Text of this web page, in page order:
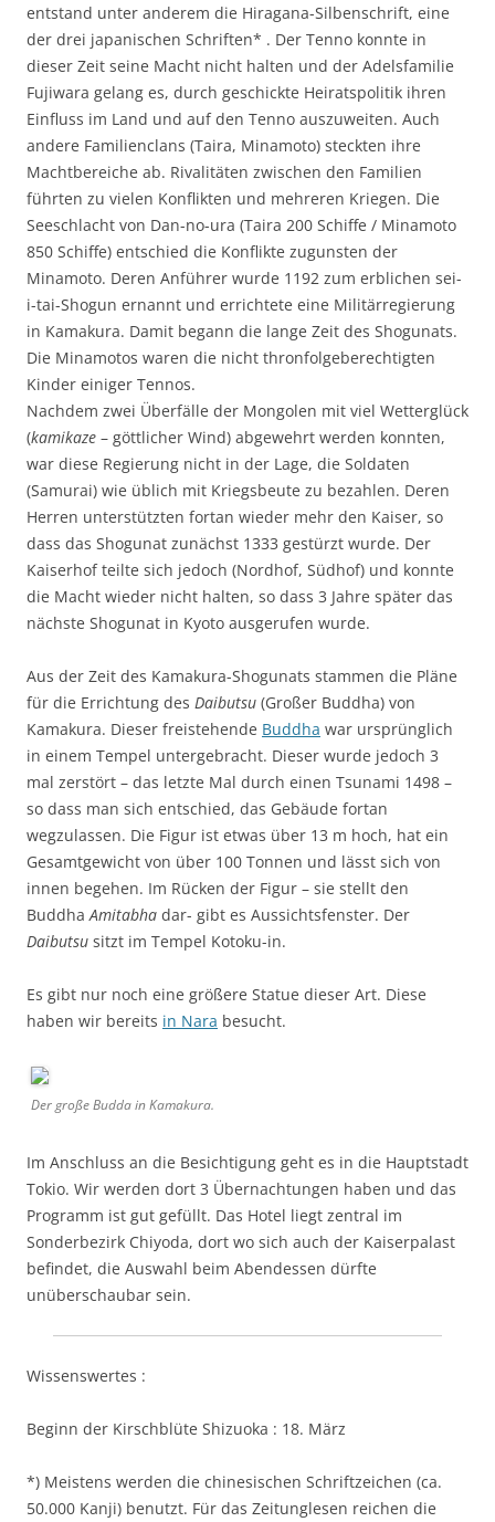
entstand unter anderem die Hiragana-Silbenschrift, eine
der drei japanischen Schriften* . Der Tenno konnte in
dieser Zeit seine Macht nicht halten und der Adelsfamilie
Fujiwara gelang es, durch geschickte Heiratspolitik ihren
Einfluss im Land und auf den Tenno auszuweiten. Auch
andere Familienclans (Taira, Minamoto) steckten ihre
Machtbereiche ab. Rivalitäten zwischen den Familien
führten zu vielen Konflikten und mehreren Kriegen. Die
Seeschlacht von Dan-no-ura (Taira 200 Schiffe / Minamoto
850 Schiffe) entschied die Konflikte zugunsten der
Minamoto. Deren Anführer wurde 1192 zum erblichen sei-
i-tai-Shogun ernannt und errichtete eine Militärregierung
in Kamakura. Damit begann die lange Zeit des Shogunats.
Die Minamotos waren die nicht thronfolgeberechtigten
Kinder einiger Tennos.
Nachdem zwei Überfälle der Mongolen mit viel Wetterglück
(kamikaze – göttlicher Wind) abgewehrt werden konnten,
war diese Regierung nicht in der Lage, die Soldaten
(Samurai) wie üblich mit Kriegsbeute zu bezahlen. Deren
Herren unterstützten fortan wieder mehr den Kaiser, so
dass das Shogunat zunächst 1333 gestürzt wurde. Der
Kaiserhof teilte sich jedoch (Nordhof, Südhof) und konnte
die Macht wieder nicht halten, so dass 3 Jahre später das
nächste Shogunat in Kyoto ausgerufen wurde.
Aus der Zeit des Kamakura-Shogunats stammen die Pläne
für die Errichtung des Daibutsu (Großer Buddha) von
Kamakura. Dieser freistehende Buddha war ursprünglich
in einem Tempel untergebracht. Dieser wurde jedoch 3
mal zerstört – das letzte Mal durch einen Tsunami 1498 –
so dass man sich entschied, das Gebäude fortan
wegzulassen. Die Figur ist etwas über 13 m hoch, hat ein
Gesamtgewicht von über 100 Tonnen und lässt sich von
innen begehen. Im Rücken der Figur – sie stellt den
BuddhaAmitabha dar- gibt es Aussichtsfenster. Der
Daibutsu sitzt im Tempel Kotoku-in.
Es gibt nur noch eine größere Statue dieser Art. Diese
haben wir bereits in Nara besucht.
Der große Budda in Kamakura.
Im Anschluss an die Besichtigung geht es in die Hauptstadt
Tokio. Wir werden dort 3 Übernachtungen haben und das
Programm ist gut gefüllt. Das Hotel liegt zentral im
Sonderbezirk Chiyoda, dort wo sich auch der Kaiserpalast
befindet, die Auswahl beim Abendessen dürfte
unüberschaubar sein.
Wissenswertes :
Beginn der Kirschblüte Shizuoka : 18. März
*) Meistens werden die chinesischen Schriftzeichen (ca.
50.000 Kanji) benutzt. Für das Zeitunglesen reichen die